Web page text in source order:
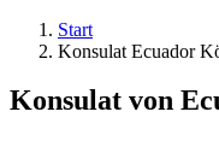
Start
Konsulat Ecuador
Konsulat von